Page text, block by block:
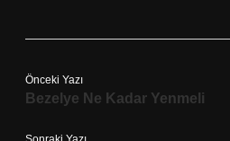
Önceki Yazı
Bezelye Ne Kadar Yenmeli